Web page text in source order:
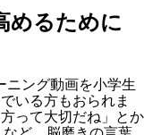
めるために
ニング動画を小学生
いる方もおられま
って大切だね」とか